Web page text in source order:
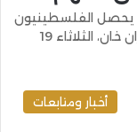
يحصل الفلسطينيون
على حقهم أكد رئيس الوزراء الباكستاني، عمران خان، الثلاثاء 19
أخبار ومتابعات